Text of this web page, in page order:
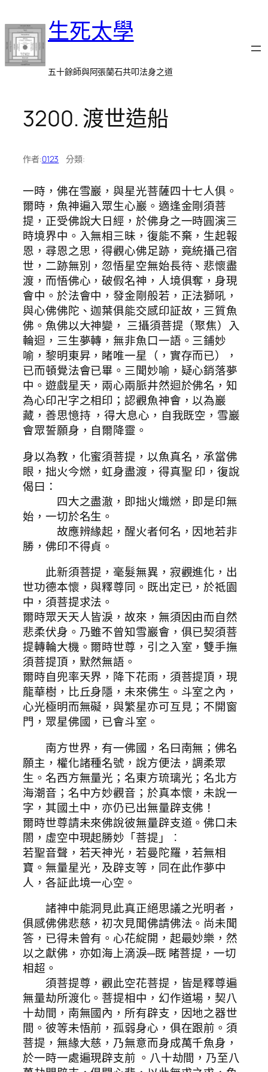
至
主
要
內
生死太學
五十餘師與阿張蘭石共叩法身之道
3200. 渡世造船
作者:0123 分類:
一時，佛在雪巖，與星光菩薩四十七人俱。
爾時，魚神遍入眾生心巖。適逢金剛須菩
提，正受佛說大日經，於佛身之一時圓演三
時境界中。入無相三昧，復能不棄，生起報
恩，尋恩之思，得觀心佛足跡，竟統攝己宿
世，二跡無別，忽悟星空無始長待、悲懷盡
渡，而悟佛心，破假名神，人境俱奪，身現
會中。於法會中，發金剛般若，正法獅吼，
與心佛佛陀、迦葉俱能交感印証故，三質魚
佛。魚佛以大神變， 三攝須菩提（聚焦）入
輪迴，三生夢轉，無非魚口一語。三鋪妙
喻，黎明東昇，睹唯一星（，實存而已），
已而頓覺法會已畢。三聞妙喻，疑心銷落夢
中。遊戲星天，兩心兩脈井然迴於佛名，知
為心印卍字之相印；認觀魚神會，以為巖
藏，善思憶持 ，得大息心，自我既空，雪巖
會眾誓願身，自爾降靈。
身以為教，化蜜須菩提，以魚真名，承當佛
眼，拙火今燃，虹身盡渡，得真聖 印，復說
偈曰：
四大之盡澈，即拙火熾燃，即是印無
始，一切於名生。
故應辨緣起，醒火者何名，因地若非
勝，佛印不得貞。
此新須菩提，毫髮無異，寂觀進化，出
世功德本懷，與釋尊同。既出定已，於祗園
中，須菩提求法。
爾時眾天天人皆淚，故來，無須因由而自然
悲柔伏身。乃雖不曾知雪巖會，俱已契須菩
提轉輪大機。爾時世尊，引之入室，雙手撫
須菩提頂，默然無語。
爾時自兜率天界，降下花雨，須菩提頂，現
龍華樹，比丘身隱，未來佛生。斗室之內，
心光極明而無礙，與繁星亦可互見；不開窗
門，眾星佛國，已會斗室。
南方世界，有一佛國，名曰南無；佛名
願主，權化諸種名號，說方便法，調柔眾
生。名西方無量光；名東方琉璃光；名北方
海潮音；名中方妙觀音；於真本懷，未說一
字，其國土中，亦仍已出無量辟支佛！
爾時世尊請未來佛說彼無量辟支道。佛口未
閤，虛空中現起勝妙「菩提」︰
若聖音聲，若天神光，若曼陀羅，若無相
寶。無量星光，及辟支等，同在此作夢中
人，各証此境一心空。
諸神中能洞見此真正絕思議之光明者，
俱感佛佛悲慈，初次見聞佛請佛法。尚未聞
答，已得未曾有。心花綻開，起最妙樂，然
以之獻佛，亦如海上滴淚─既 睹菩提，一切
相超。
須菩提尊，觀此空花菩提，皆是釋尊遍
無量劫所渡化。菩提相中，幻作道場，契八
十劫間，南無國內，所有辟支，因地之器世
間。彼等未悟前，孤弱身心，俱在跟前。須
菩提，無緣大慈，乃無意而身成萬千魚身，
於一時一處遍現辟支前 。八十劫間，乃至八